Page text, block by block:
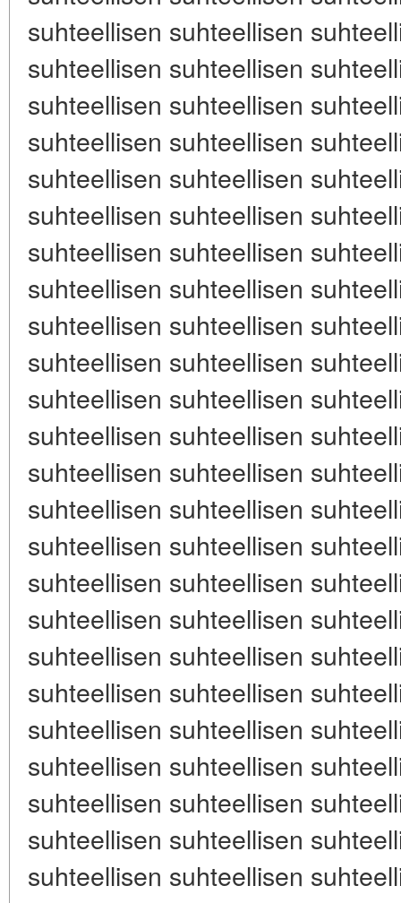
suhteellisen suhteellisen
suhteellisen suhteellisen
suhteellisen suhteellisen
suhteellisen suhteellisen
suhteellisen suhteellisen
suhteellisen suhteellisen
suhteellisen suhteellisen
suhteellisen suhteellisen
suhteellisen suhteellisen
suhteellisen suhteellisen
suhteellisen suhteellisen
suhteellisen suhteellisen
suhteellisen suhteellisen
suhteellisen suhteellisen
suhteellisen suhteellisen
suhteellisen suhteellisen
suhteellisen suhteellisen
suhteellisen suhteellisen
suhteellisen suhteellisen
suhteellisen suhteellisen
suhteellisen suhteellisen
suhteellisen suhteellisen
suhteellisen suhteellisen
suhteellisen suhteellisen